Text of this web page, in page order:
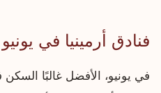
فنادق أرمينيا في يونيو
في يونيو، الأفضل غالبًا